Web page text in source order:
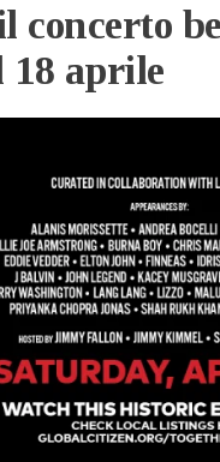
concerto
18 aprile